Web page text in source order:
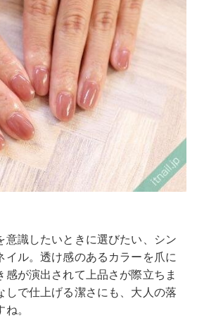
意識したいときに選びたい、シン
イル。透け感のあるカラーを爪に
感が演出されて上品さが際立ちま
しで仕上げる潔さにも、大人の落
。